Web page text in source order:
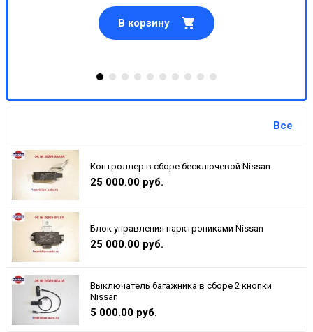
В корзину
Все
Контроллер в сборе бесключевой Nissan
25 000.00 руб.
Блок управления парктрониками Nissan
25 000.00 руб.
Выключатель багажника в сборе 2 кнопки
Nissan
5 000.00 руб.